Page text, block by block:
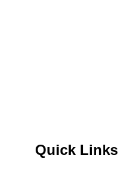
Quick Links